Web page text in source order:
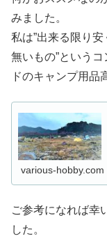
みました。
私は”出来る限り
無いもの”という
ドのキャンプ用
various-hobby.com
ご参考になれば幸
した。